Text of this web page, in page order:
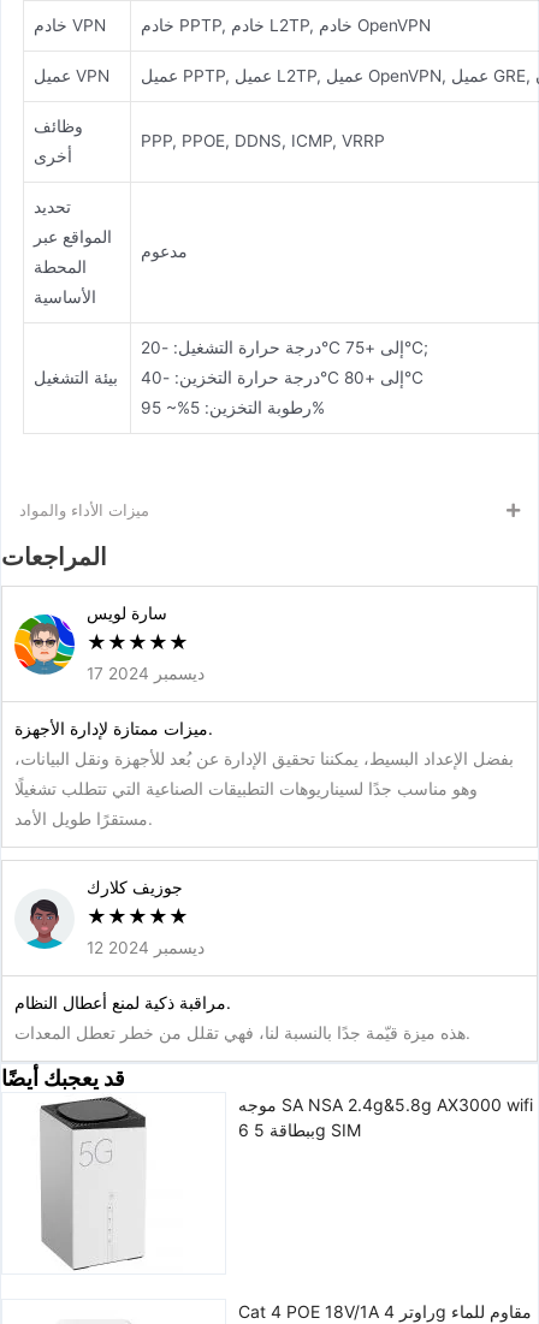
خادم VPN خادم PPTP, خادم L2TP, خادم OpenVPN
عميل VPN
وظائف
أخرى
PPP, PPOE, DDNS, ICMP, VRRP
تحديد
المواقع عبر
المحطة
الأساسية
مدعوم
بيئة التشغيل
درجة حرارة التشغيل: -20°C إلى +75°C;
درجة حرارة التخزين: -40°C إلى +80°C
رطوبة التخزين: 5%~ 95%
ميزات الأداء والمواد
المراجعات
سارة لويس
★ ★ ★ ★ ★
17 ديسمبر 2024
ميزات ممتازة لإدارة الأجهزة.
بفضل الإعداد البسيط، يمكننا تحقيق الإدارة عن بُعد للأجهزة ونقل البيانات،
وهو مناسب جدًا لسيناريوهات التطبيقات الصناعية التي تتطلب تشغيلًا
مستقرًا طويل الأمد.
جوزيف كلارك
★ ★ ★ ★ ★
12 ديسمبر 2024
مراقبة ذكية لمنع أعطال النظام.
هذه ميزة قيّمة جدًا بالنسبة لنا، فهي تقلل من خطر تعطل المعدات.
قد يعجبك أيضًا
موجه SA NSA 2.4g&5.8g AX3000 wifi
6 ببطاقة 5g SIM
Cat 4 POE 18V/1A راوتر 4g مقاوم للماء